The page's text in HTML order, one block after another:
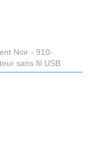
Noir - 910-
sans fil USB